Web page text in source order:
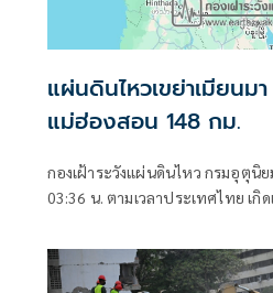
แผ่นดินไหวเขย่าเมียนม
แม่ฮ่องสอน 148 กม.
กองเฝ้าระวังแผ่นดินไหว กรมอุตุนิย
03:36 น. ตามเวลาประเทศไทย เ